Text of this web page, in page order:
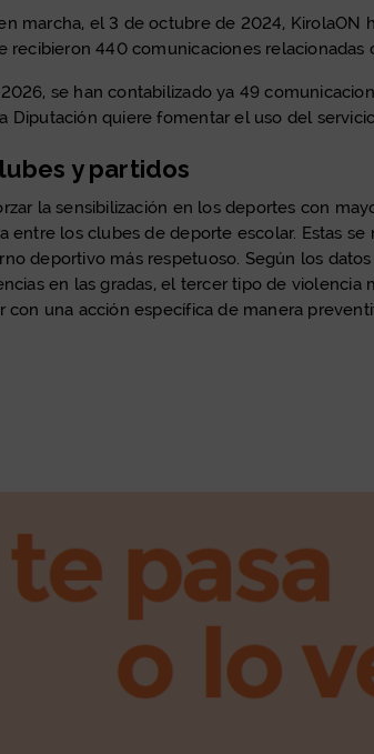
marcha, el 3 de octubre de 2024,
recibieron 440 comunicaciones relacionadas
se han contabilizado ya 49
Diputación quiere fomentar el uso del
y partidos
la sensibilización en los deportes con
entre los clubes de deporte escolar. Estas
deportivo más respetuoso. Según los
en las gradas, el tercer tipo de
con una acción específica de manera